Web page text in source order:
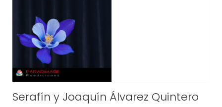
Serafín y Joaquín Álvarez Quintero